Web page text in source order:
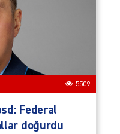
5509
Federal
doğurdu